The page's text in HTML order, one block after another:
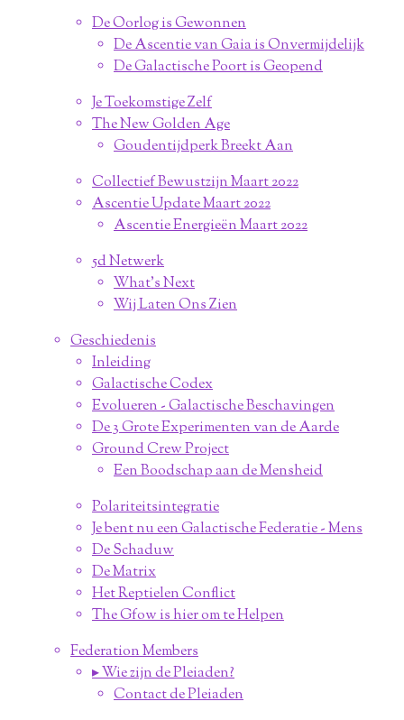
De Oorlog is Gewonnen
De Ascentie van Gaia is Onvermijdelijk
De Galactische Poort is Geopend
Je Toekomstige Zelf
The New Golden Age
Goudentijdperk Breekt Aan
Collectief Bewustzijn Maart 2022
Ascentie Update Maart 2022
Ascentie Energieën Maart 2022
5d Netwerk
What's Next
Wij Laten Ons Zien
Geschiedenis
Inleiding
Galactische Codex
Evolueren - Galactische Beschavingen
De 3 Grote Experimenten van de Aarde
Ground Crew Project
Een Boodschap aan de Mensheid
Polariteitsintegratie
Je bent nu een Galactische Federatie - Mens
De Schaduw
De Matrix
Het Reptielen Conflict
The Gfow is hier om te Helpen
Federation Members
▸ Wie zijn de Pleiaden?
Contact de Pleiaden